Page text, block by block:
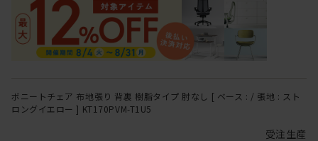
ボニートチェア 布地張り 背裏 樹脂タイプ 肘なし [ ベース : / 張地 : スト
ロングイエロー ] KT170PVM-T1U5
受注生産